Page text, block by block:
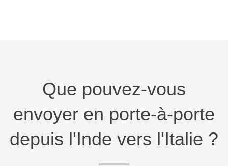
Que pouvez-vous
envoyer en porte-à-porte
depuis l'Inde vers l'Italie ?